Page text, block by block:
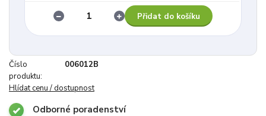
Přidat do košíku
Číslo
produktu:
006012B
Hlídat cenu / dostupnost
Odborné poradenství